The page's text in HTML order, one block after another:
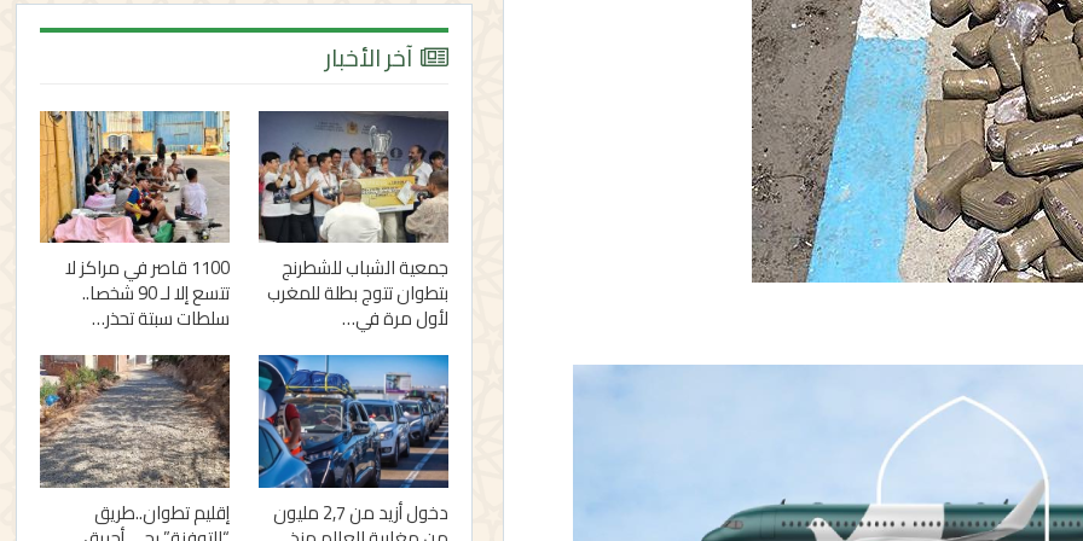
آخر الأخبار
جمعية الشباب للشطرنج
بتطوان تتوج بطلة للمغرب
لأول مرة في…
1100 قاصر في مراكز لا
تتسع إلا لـ 90 شخصا..
سلطات سبتة تحذر…
دخول أزيد من 2,7 مليون إقليم تطوان..طريق